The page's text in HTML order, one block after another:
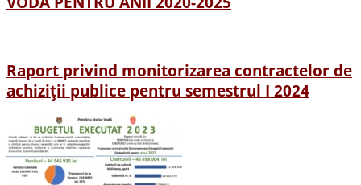
Raport privind monitorizarea contractelor de
achiziții publice pentru semestrul I 2024